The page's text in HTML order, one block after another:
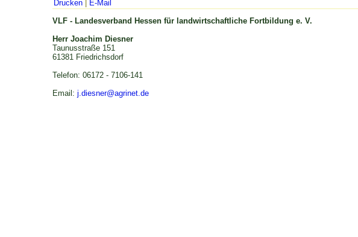
Drucken
E-Mail
VLF - Landesverband Hessen für landwirtschaftliche Fortbildung e. V.
Herr Joachim Diesner
Taunusstraße 151
61381 Friedrichsdorf
Telefon: 06172 - 7106-141
Email: j.diesner@agrinet.de